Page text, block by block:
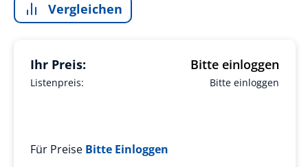
Vergleichen
Listenpreis: Bitte einloggen
Ihr Preis: Bitte einloggen
Für Preise Bitte Einloggen